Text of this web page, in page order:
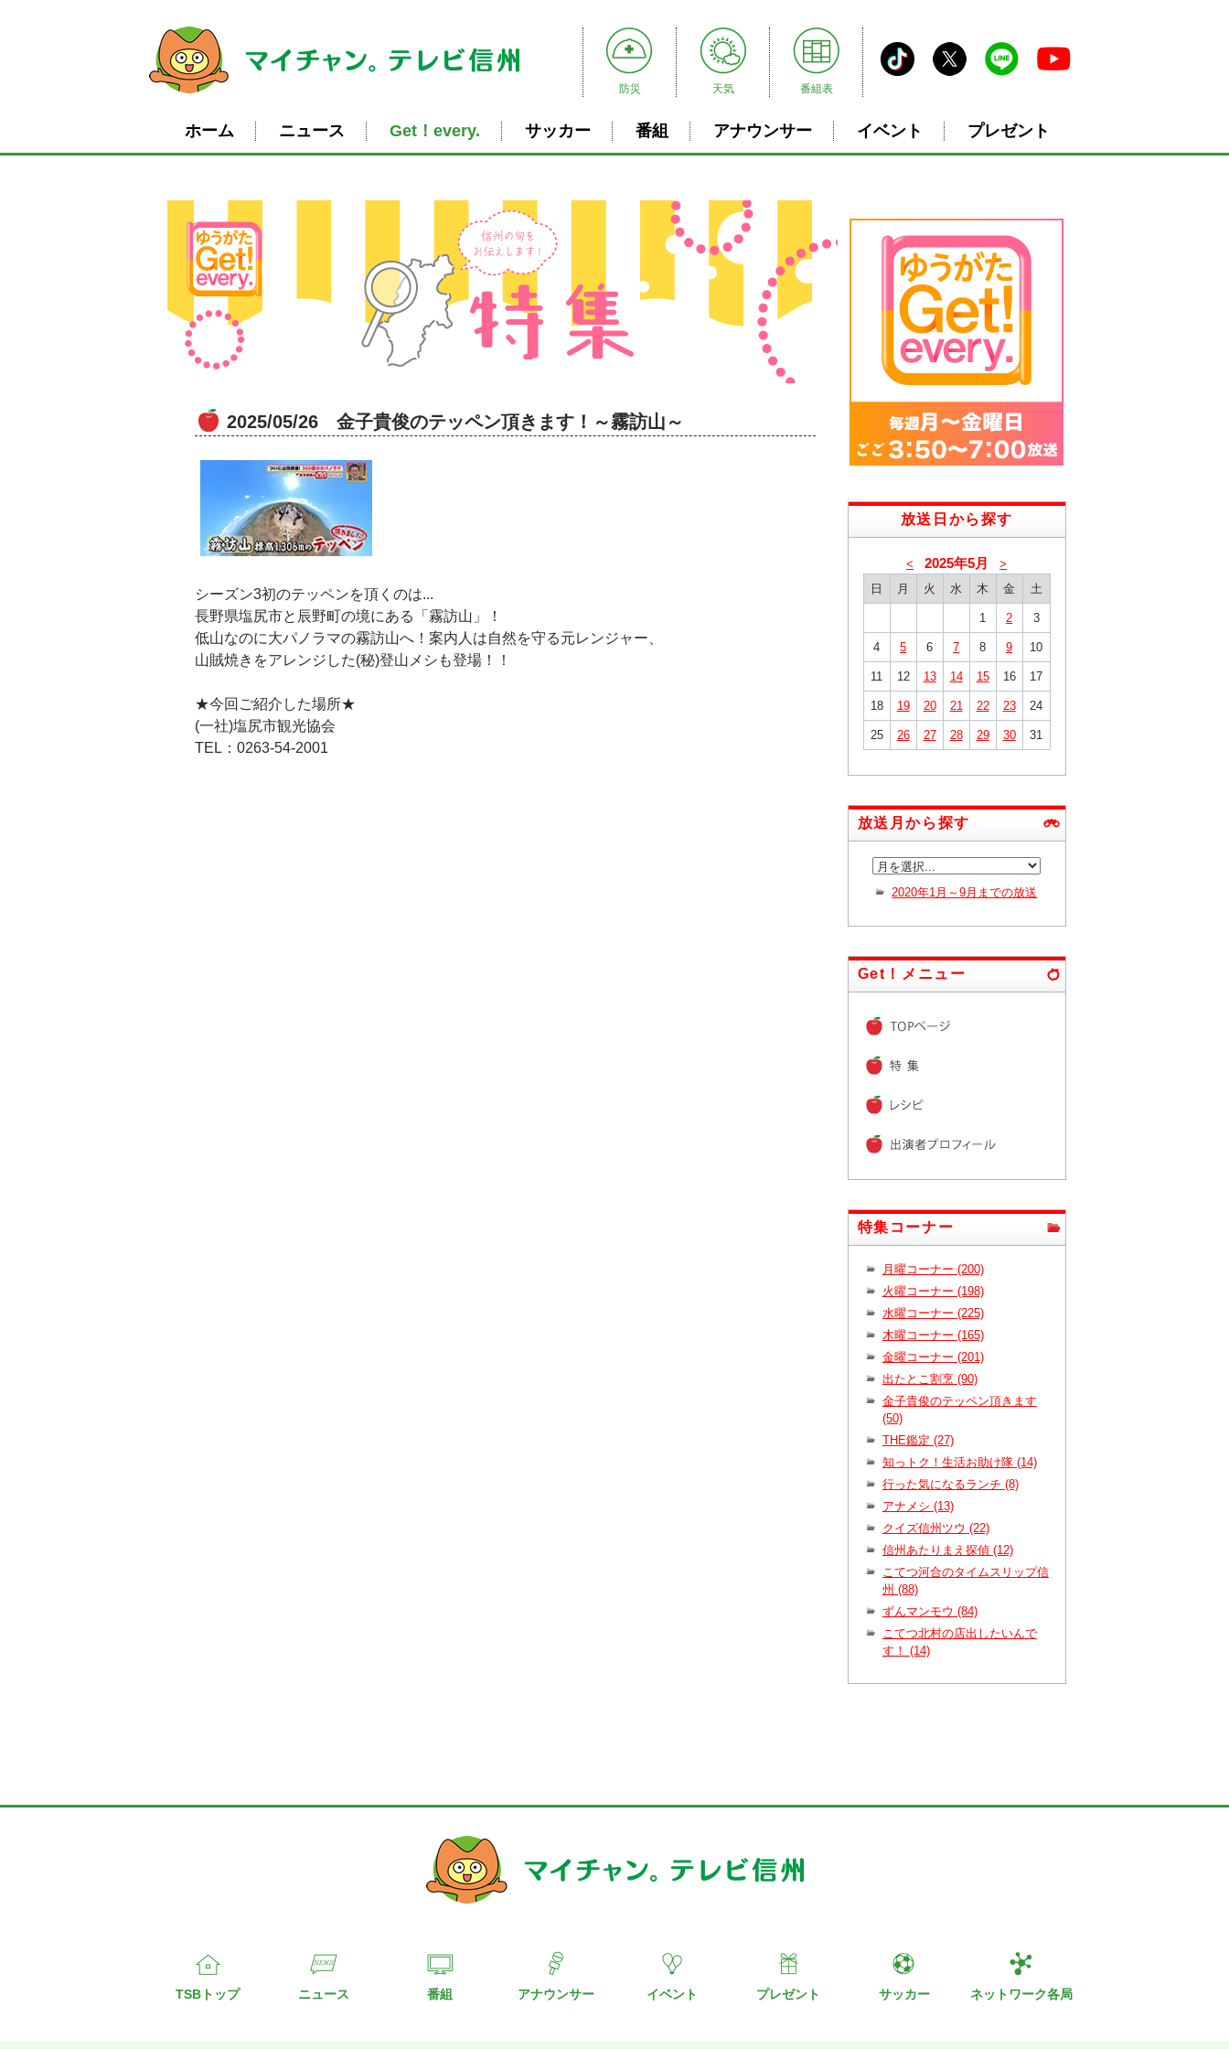
防災 天気 番組表
ホーム ニュース Get！every. サッカー 番組 アナウンサー イベント プレゼント
2025/05/26 金子貴俊のテッペン頂きます！～霧訪山～
シーズン3初のテッペンを頂くのは...
長野県塩尻市と辰野町の境にある「霧訪山」！
低山なのに大パノラマの霧訪山へ！案内人は自然を守る元レンジャー、
山賊焼きをアレンジした(秘)登山メシも登場！！
★今回ご紹介した場所★
(一社)塩尻市観光協会
TEL：0263-54-2001
放送日から探す
< 2025年5月
>
日
月 火 水 木 金 土
1 2 3
4 5 6 7 8 9 10
11 12 13 14 15 16 17
18 19 20 21 22 23 24
25 26 27 28 29 30 31
放送月から探す
2020年1月～9月までの放送
Get！メニュー
特集コーナー
月曜コーナー (200)
火曜コーナー (198)
水曜コーナー (225)
木曜コーナー (165)
金曜コーナー (201)
出たとこ割烹 (90)
金子貴俊のテッペン頂きます
(50)
THE鑑定 (27)
知っトク！生活お助け隊 (14)
行った気になるランチ (8)
アナメシ (13)
クイズ信州ツウ (22)
信州あたりまえ探偵 (12)
こてつ河合のタイムスリップ信
州 (88)
ずんマンモウ (84)
こてつ北村の店出したいんで
す！ (14)
TSBトップ ニュース 番組 アナウンサー イベント プレゼント サッカー ネットワーク各局